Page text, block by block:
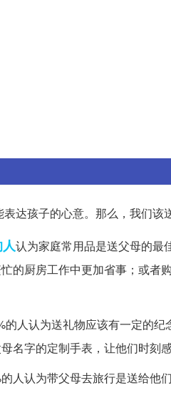
达孩子的心意。那么，我们该
认为家庭常用品是送父母的最
的厨房工作中更加省事；或者
人认为送礼物应该有一定的纪
字的定制手表，让他们时刻感
人认为带父母去旅行是送给他